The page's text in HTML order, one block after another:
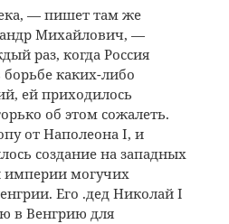
— пишет там же
Михайлович, —
раз, когда Россия
каких-либо
ей приходилось
об этом сожалеть.
от Наполеона I, и
создание на западных
империи могучих
Его .дед Николай I
в Венгрию для